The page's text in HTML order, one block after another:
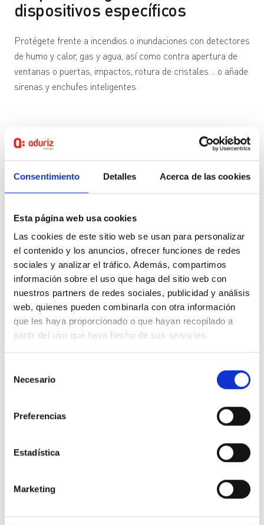
Consentimiento Detalles Acerca de las cookies
Esta página web usa cookies
Las cookies de este sitio web se usan para personalizar
el contenido y los anuncios, ofrecer funciones de redes
sociales y analizar el tráfico. Además, compartimos
información sobre el uso que haga del sitio web con
nuestros partners de redes sociales, publicidad y análisis
web, quienes pueden combinarla con otra información
que les haya proporcionado o que hayan recopilado a
partir del uso que haya hecho de sus servicios.
Necesario
Preferencias
Estadística
Marketing
dispositivos específicos
Protégete frente a incendios o inundaciones con detectores
de humo y calor, gas y agua, así como contra apertura de
ventanas o puertas, impactos, rotura de cristales… o añade
sirenas y enchufes inteligentes.
Con verificación visual y aviso
automático
24 horas de protección ante una intrusión, sabotaje o
situaciones de emergencia, gracias a su doble conexión
inhibidores y comunicación encriptada.